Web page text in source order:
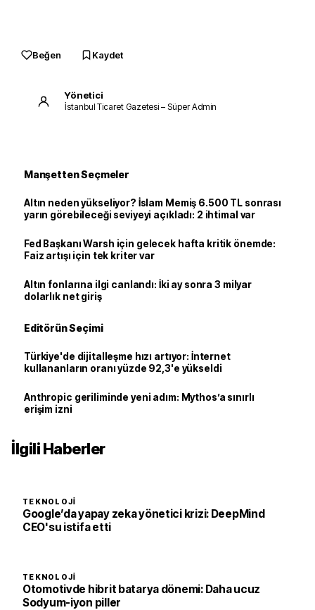
Beğen Kaydet
Yönetici
İstanbul Ticaret Gazetesi – Süper Admin
Manşetten Seçmeler
Altın neden yükseliyor? İslam Memiş 6.500 TL sonrası
yarın görebileceği seviyeyi açıkladı: 2 ihtimal var
Fed Başkanı Warsh için gelecek hafta kritik önemde:
Faiz artışı için tek kriter var
Altın fonlarına ilgi canlandı: İki ay sonra 3 milyar
dolarlık net giriş
Editörün Seçimi
Türkiye'de dijitalleşme hızı artıyor: İnternet
kullananların oranı yüzde 92,3'e yükseldi
Anthropic geriliminde yeni adım: Mythos’a sınırlı
erişim izni
İlgili Haberler
TEKNOLOJI
Google’da yapay zeka yönetici krizi: DeepMind
CEO'su istifa etti
TEKNOLOJI
Otomotivde hibrit batarya dönemi: Daha ucuz
Sodyum-iyon piller